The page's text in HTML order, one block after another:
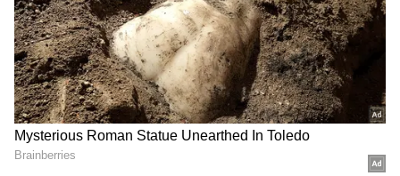
Related Articles
ಗೋಲ್ಡನ್ ಚಾರಿಯಟ್ ಎಕ್ಸ್‌ಪ್ರೆಸ್ ಮೇಲೆ ಕಲ್ಲು
ತೂರಾಟ: ಆರ್‌ಎಸ್‌ಎಸ್‌ ಮುಖ್ಯಸ್ಥ ಮೋಹನ್ ಭಾಗವತ್